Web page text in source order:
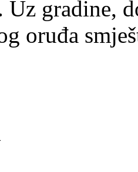
gradine,
oruđa